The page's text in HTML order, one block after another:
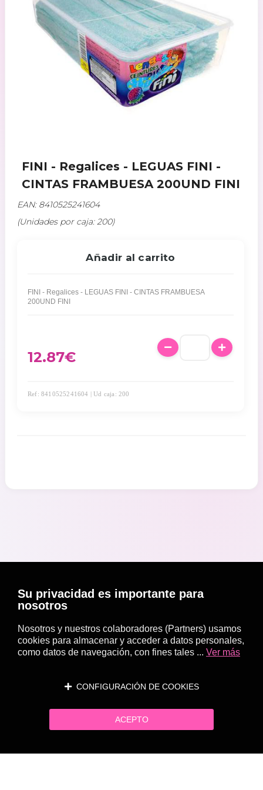
FINI - Regalices - LEGUAS FINI -
CINTAS FRAMBUESA 200UND FINI
EAN: 8410525241604
(Unidades por caja: 200)
Añadir al carrito
FINI - Regalices - LEGUAS FINI - CINTAS FRAMBUESA
200UND FINI
12.87€
Ref: 8410525241604 | Ud caja: 200
Su privacidad es importante para
nosotros
Nosotros y nuestros colaboradores (Partners) usamos
cookies para almacenar y acceder a datos personales,
como datos de navegación, con fines tales ... Ver más
CONFIGURACIÓN DE COOKIES
ACEPTO